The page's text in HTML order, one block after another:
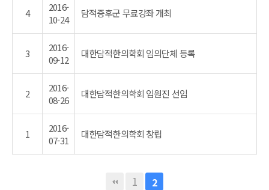
4
2016-
10-24
담적증후군 무료강좌 개최
3
2016-
09-12
대한담적한의학회 임의단체 등록
2
2016-
08-26
대한담적한의학회 임원진 선임
1
2016-
07-31
대한담적한의학회 창립
1 2